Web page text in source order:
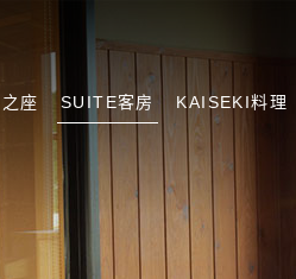
座 SUITE客房 KAISEKI料理